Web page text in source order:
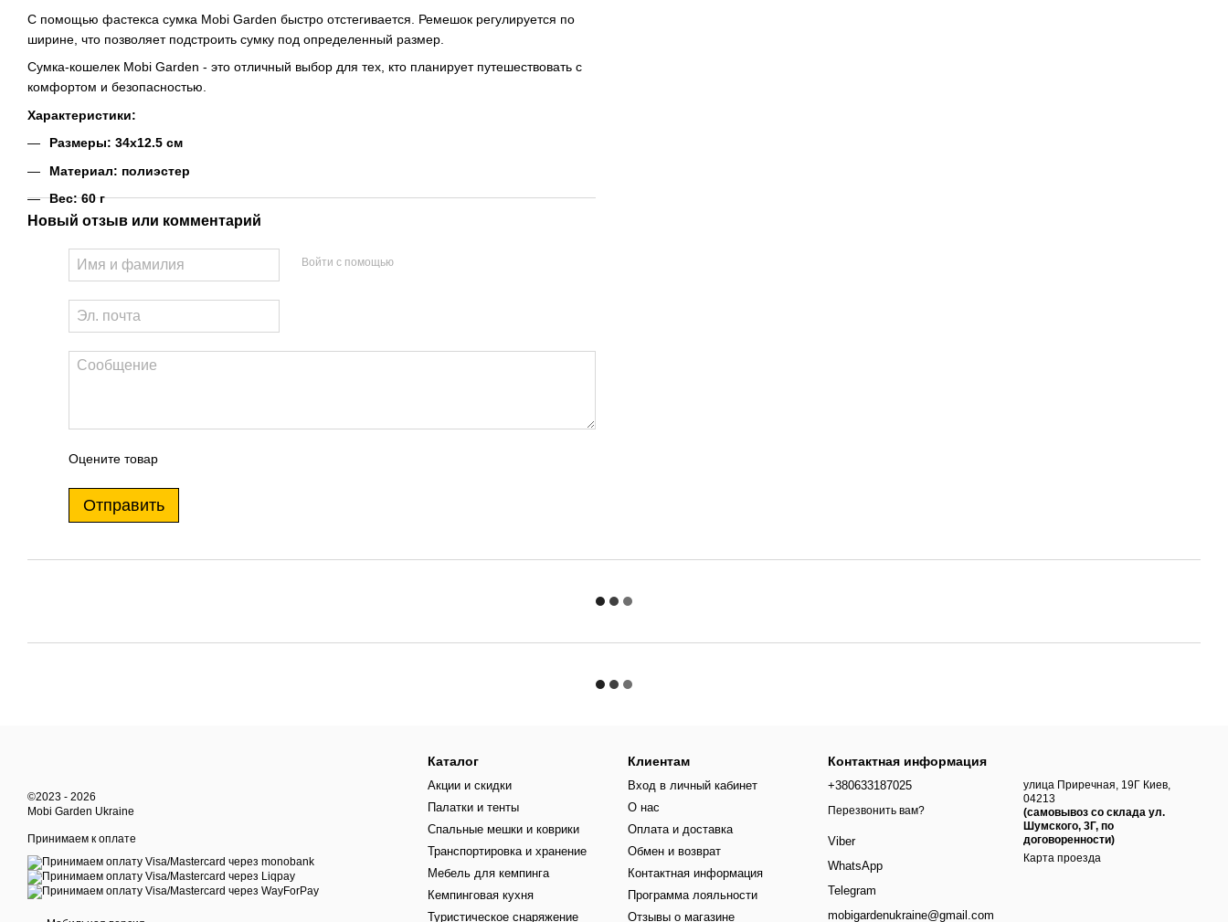
С помощью фастекса сумка Mobi Garden быстро отстегивается. Ремешок регулируется по
ширине, что позволяет подстроить сумку под определенный размер.
Сумка-кошелек Mobi Garden - это отличный выбор для тех, кто планирует путешествовать с
комфортом и безопасностью.
Характеристики:
Размеры: 34х12.5 см
Материал: полиэстер
Вес: 60 г
Новый отзыв или комментарий
Войти с помощью
Оцените товар
Отправить
©2023 - 2026
Mobi Garden Ukraine
Принимаем к оплате
Каталог
Акции и скидки
Палатки и тенты
Спальные мешки и коврики
Транспортировка и хранение
Мебель для кемпинга
Кемпинговая кухня
Туристическое снаряжение
Клиентам
Вход в личный кабинет
О нас
Оплата и доставка
Обмен и возврат
Контактная информация
Программа лояльности
Отзывы о магазине
Контактная информация
+380633187025
Перезвонить вам?
Viber
WhatsApp
Telegram
mobigardenukraine@gmail.com
улица Приречная, 19Г Киев,
04213
(самовывоз со склада ул.
Шумского, 3Г, по
договоренности)
Карта проезда